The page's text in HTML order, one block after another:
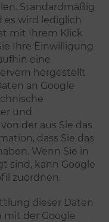
Standardmäßig
es wird lediglich
mit Ihrem Klick
Ihre Einwilligung
eine
hergestellt
an Google
und
der aus Sie das
dass Sie das
Wenn Sie in
sind, kann Google
zuordnen.
dieser Daten
mit der Google